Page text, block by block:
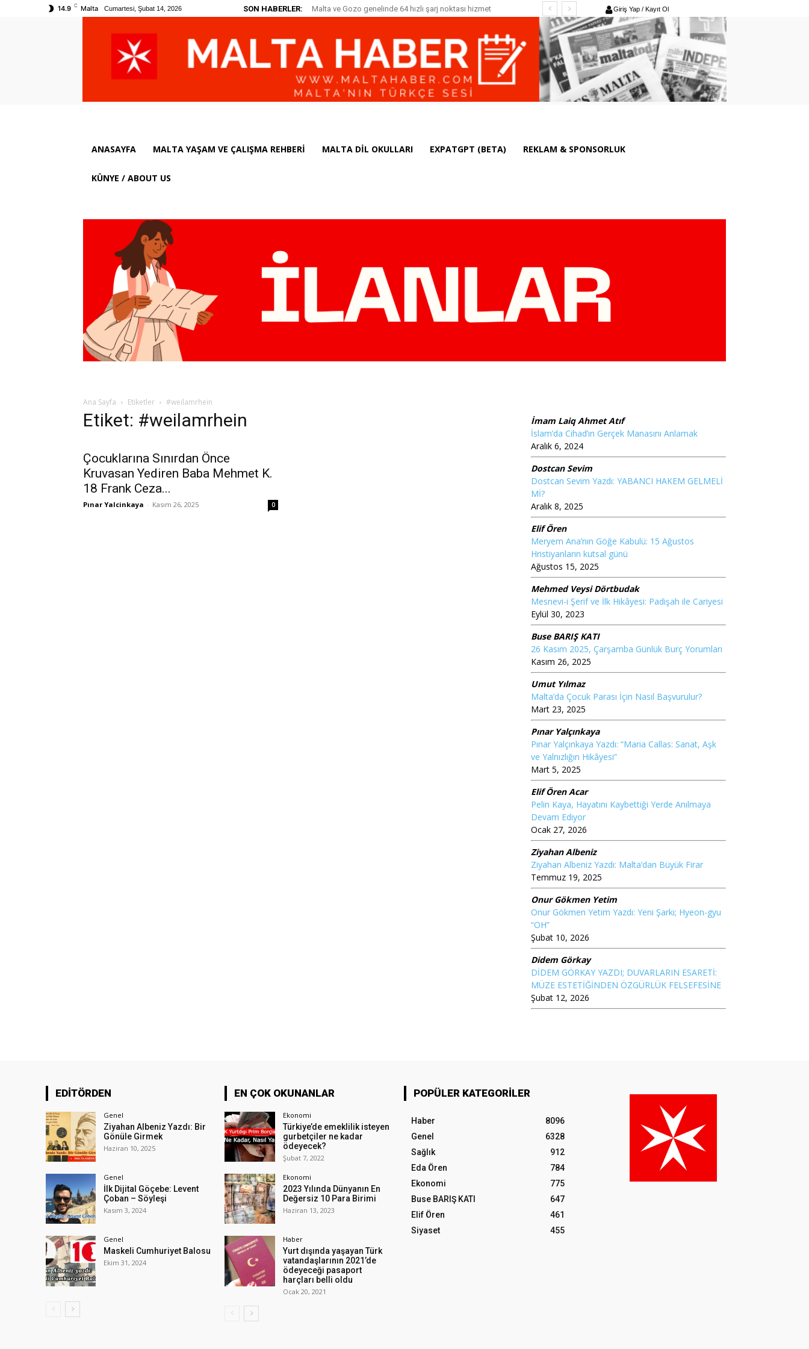
14.9 C Malta Cumartesi, Şubat 14, 2026 SON HABERLER:
Malta ve Gozo genelinde 64 hızlı şarj noktası hizmet
Giriş Yap / Kayıt Ol
ANASAYFA MALTA YAŞAM VE ÇALIŞMA REHBERI MALTA DIL OKULLARI EXPATGPT (BETA) REKLAM & SPONSORLUK
KÜNYE / ABOUT US
Ana Sayfa Etiketler #weilamrhein
Etiket: #weilamrhein
Çocuklarına Sınırdan Önce
Kruvasan Yediren Baba Mehmet K.
18 Frank Ceza...
Pınar Yalcinkaya - Kasım 26, 2025 0
İmam Laiq Ahmet Atıf
İslam’da Cihad’ın Gerçek Manasını Anlamak
Aralık 6, 2024
Dostcan Sevim
Dostcan Sevim Yazdı: YABANCI HAKEM GELMELİ
Mİ?
Aralık 8, 2025
Elif Ören
Meryem Ana’nın Göğe Kabulü: 15 Ağustos
Hristiyanların kutsal günü
Ağustos 15, 2025
Mehmed Veysi Dörtbudak
Mesnevi-i Şerif ve İlk Hikâyesi: Padişah ile Cariyesi
Eylül 30, 2023
Buse BARIŞ KATI
26 Kasım 2025, Çarşamba Günlük Burç Yorumları
Kasım 26, 2025
Umut Yılmaz
Malta’da Çocuk Parası İçin Nasıl Başvurulur?
Mart 23, 2025
Pınar Yalçınkaya
Pınar Yalçınkaya Yazdı: “Maria Callas: Sanat, Aşk
ve Yalnızlığın Hikâyesi”
Mart 5, 2025
Elif Ören Acar
Pelin Kaya, Hayatını Kaybettiği Yerde Anılmaya
Devam Ediyor
Ocak 27, 2026
Ziyahan Albeniz
Ziyahan Albeniz Yazdı: Malta’dan Büyük Firar
Temmuz 19, 2025
Onur Gökmen Yetim
Onur Gökmen Yetim Yazdı: Yeni Şarkı; Hyeon-gyu
“OH”
Şubat 10, 2026
Didem Görkay
DİDEM GÖRKAY YAZDI; DUVARLARIN ESARETİ:
MÜZE ESTETİĞİNDEN ÖZGÜRLÜK FELSEFESİNE
Şubat 12, 2026
EDİTÖRDEN
Genel
Ziyahan Albeniz Yazdı: Bir
Gönüle Girmek
Haziran 10, 2025
Genel
İlk Dijital Göçebe: Levent
Çoban – Söyleşi
Kasım 3, 2024
Genel
Maskeli Cumhuriyet Balosu
Ekim 31, 2024
EN ÇOK OKUNANLAR
Ekonomi
Türkiye’de emeklilik isteyen
gurbetçiler ne kadar
ödeyecek?
Şubat 7, 2022
Ekonomi
2023 Yılında Dünyanın En
Değersiz 10 Para Birimi
Haziran 13, 2023
Haber
Yurt dışında yaşayan Türk
vatandaşlarının 2021’de
ödeyeceği pasaport
harçları belli oldu
Ocak 20, 2021
POPÜLER KATEGORILER
Haber
8096
Genel
6328
Sağlık
912
Eda Ören
784
Ekonomi
775
Buse BARIŞ KATI
647
Elif Ören
461
Siyaset
455